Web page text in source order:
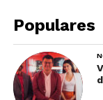
Populares